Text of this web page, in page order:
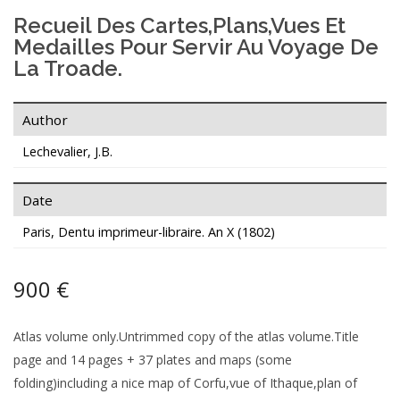
Recueil Des Cartes,plans,vues Et
Medailles Pour Servir Au Voyage De
La Troade.
Author
Lechevalier, J.B.
Date
Paris, Dentu imprimeur-libraire. An X (1802)
900 €
Atlas volume only.Untrimmed copy of the atlas volume.Title
page and 14 pages + 37 plates and maps (some
folding)including a nice map of Corfu,vue of Ithaque,plan of